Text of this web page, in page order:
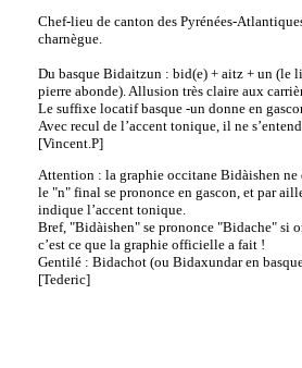
Chef-lieu de canton des Pyrénées-
charnègue.
Du basque Bidaitzun : bid(e) + aitz + un (le
pierre abonde). Allusion très claire aux
Le suffixe locatif basque -un donne en
Avec recul de l’accent tonique, il ne
[Vincent.P]
Attention : la graphie occitane Bidàishen ne
le "n" final se prononce en gascon, et par
indique l’accent tonique.
Bref, "Bidàishen" se prononce "Bidache" si
c’est ce que la graphie officielle a fait !
Gentilé : Bidachot (ou Bidaxundar en
[Tederic]